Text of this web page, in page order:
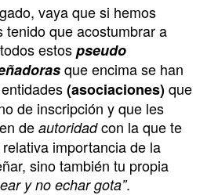
vaya que si hemos
tenido que acostumbrar a
estospseudo
que encima se han
(asociaciones)que
de inscripción y que les
de autoridadcon la que te
importancia de la
sino también tu propia
y no echar gota”.